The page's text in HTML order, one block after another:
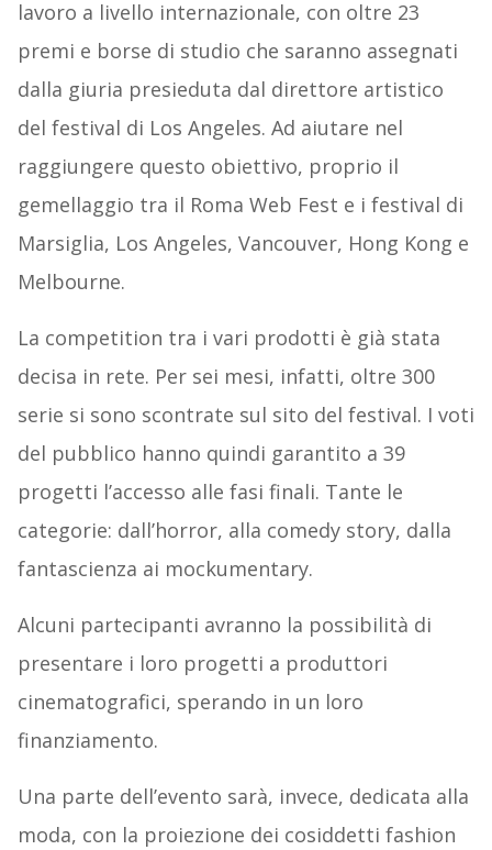
lavoro a livello internazionale, con oltre 23
premi e borse di studio che saranno assegnati
dalla giuria presieduta dal direttore artistico
del festival di Los Angeles. Ad aiutare nel
raggiungere questo obiettivo, proprio il
gemellaggio tra il Roma Web Fest e i festival di
Marsiglia, Los Angeles, Vancouver, Hong Kong e
Melbourne.
La competition tra i vari prodotti è già stata
decisa in rete. Per sei mesi, infatti, oltre 300
serie si sono scontrate sul sito del festival. I voti
del pubblico hanno quindi garantito a 39
progetti l’accesso alle fasi finali. Tante le
categorie: dall’horror, alla comedy story, dalla
fantascienza ai mockumentary.
Alcuni partecipanti avranno la possibilità di
presentare i loro progetti a produttori
cinematografici, sperando in un loro
finanziamento.
Una parte dell’evento sarà, invece, dedicata alla
moda, con la proiezione dei cosiddetti fashion